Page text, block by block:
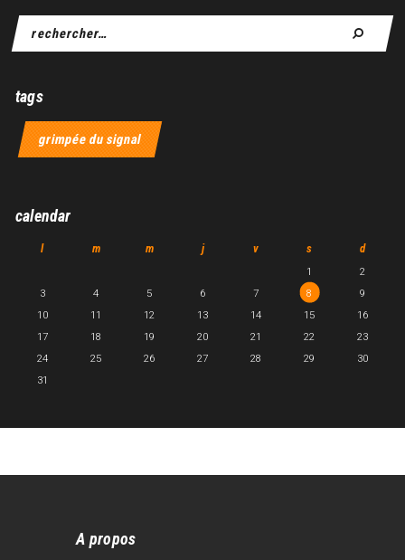
tags
grimpée du signal
calendar
l m m j v s d
1
2
3
4 5 6 7 8
9
10
11 12 13 14 15
16
17
18 19 20 21 22
23
24
25 26 27 28 29
30
31
A propos